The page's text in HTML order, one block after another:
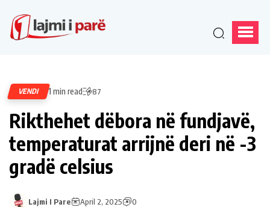
VENDI 1 min read 87
Rikthehet dëbora në fundjavë,
temperaturat arrijnë deri në -3
gradë celsius
Lajmi I Pare April 2, 2025 0